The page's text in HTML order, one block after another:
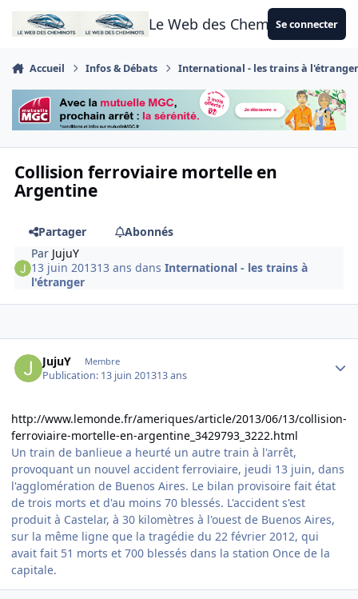
Aller au contenu
Le Web des CheminotsSe connecter
Accueil Infos & Débats International - les trains à
Collision ferroviaire mortelle en
Argentine
Partager
Abonnés
Par JujuY
13 juin 201313 ans dansInternational - les trains à
l'étranger
JujuY Membre
Publication: 13 juin 201313 ans
http://www.lemonde.fr/ameriques/article/2013/06/13/collision-
ferroviaire-mortelle-en-argentine_3429793_3222.html
Un train de banlieue a heurté un autre train à l'arrêt,
provoquant un nouvel accident ferroviaire, jeudi 13 juin, dans
l'agglomération de Buenos Aires. Le bilan provisoire fait état
de trois morts et d'au moins 70 blessés. L'accident s'est
produit à Castelar, à 30 kilomètres à l'ouest de Buenos Aires,
sur la même ligne que la tragédie du 22 février 2012, qui
avait fait 51 morts et 700 blessés dans la station Once de la
capitale.